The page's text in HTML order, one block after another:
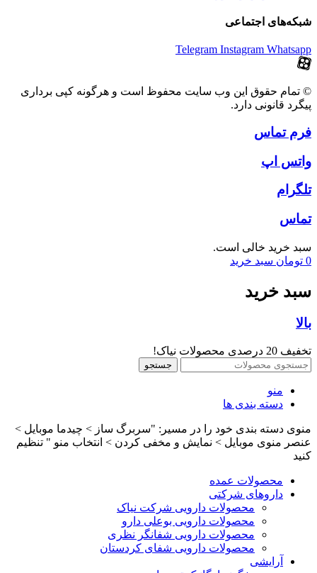
شبکه‌های اجتماعی
Telegram Instagram Whatsapp
© تمام حقوق این وب سایت محفوظ است و هرگونه کپی برداری
پیگرد قانونی دارد.
فرم تماس
واتس اپ
تلگرام
تماس
سبد خرید خالی است.
0 تومان سبد خرید
سبد خرید
بالا
تخفیف 20 درصدی محصولات نیاک!
جستجو
منو
دسته بندی ها
منوی دسته بندی خود را در مسیر: "سربرگ ساز > چیدما موبایل >
عنصر منوی موبایل > نمایش و مخفی کردن > انتخاب منو " تنظیم
کنید
محصولات عمده
داروهای شرکتی
محصولات دارویی شرکت نیاک
محصولات دارویی بوعلی دارو
محصولات دارویی شفانگر نظری
محصولات دارویی شفای کردستان
آرایشی